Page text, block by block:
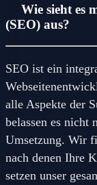
Wie sieht es
(SEO) aus?
SEO ist ein
alle Aspekte der
belassen es nicht
Umsetzung. Wir
nach denen Ihre
setzen unser